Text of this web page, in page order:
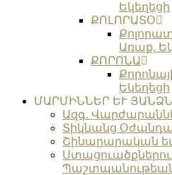
Եկեղեցի
ՔՈԼՈՐԱՏՕ
Առաք.
ՔՈՐՈՆԱ
Եկեղեցի
ՄԱՐՄԻՆՆԵՐ ԵՒ
Ազգ.
Տիկնանց
Շինարարական